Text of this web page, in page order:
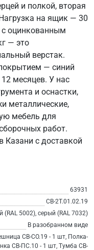
и полкой, вторая
на ящик — 30
оцинкованным
— это
верстак.
— синий
месяцев. У нас
и оснастки,
металлические,
мебель для
работ.
Казани с доставкой
63931
СВ-2Т.01.02.19
(RAL 5002), серый (RAL 7032)
В разобранном виде
СВ-СО.19 - 1 шт, Полка-
СВ-ПС.10 - 1 шт, Тумба СВ-